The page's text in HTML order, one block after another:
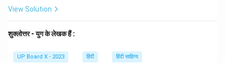
View Solution
शुक्लोत्तर - युग के लेखक हैं :
UP Board X - 2023 हिंदी हिंदी साहित्य